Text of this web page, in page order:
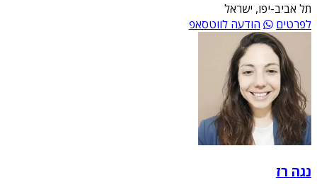
תל אביב-יפו, ישראל
לפרטים
הודעה לווטסאפ
נגה רז